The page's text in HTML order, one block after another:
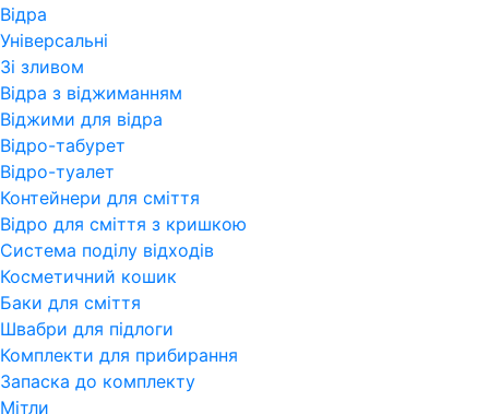
Відра
Універсальні
Зі зливом
Відра з віджиманням
Віджими для відра
Відро-табурет
Відро-туалет
Контейнери для сміття
Відро для сміття з кришкою
Система поділу відходів
Косметичний кошик
Баки для сміття
Швабри для підлоги
Комплекти для прибирання
Запаска до комплекту
Мітли